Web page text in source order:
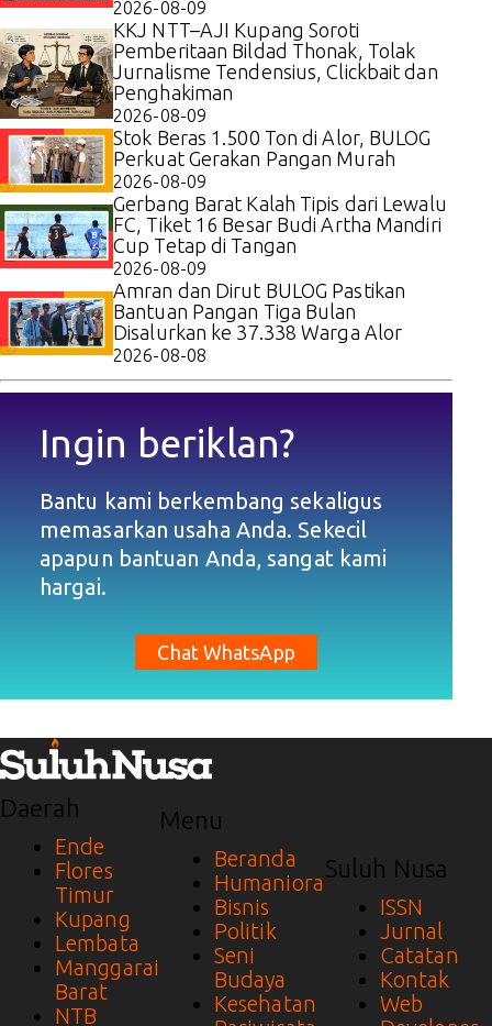
2026-08-09
KKJ NTT–AJI Kupang Soroti
Pemberitaan Bildad Thonak, Tolak
Jurnalisme Tendensius, Clickbait dan
Penghakiman
2026-08-09
Stok Beras 1.500 Ton di Alor, BULOG
Perkuat Gerakan Pangan Murah
2026-08-09
Gerbang Barat Kalah Tipis dari Lewalu
FC, Tiket 16 Besar Budi Artha Mandiri
Cup Tetap di Tangan
2026-08-09
Amran dan Dirut BULOG Pastikan
Bantuan Pangan Tiga Bulan
Disalurkan ke 37.338 Warga Alor
2026-08-08
Ingin beriklan?
Bantu kami berkembang sekaligus
memasarkan usaha Anda. Sekecil
apapun bantuan Anda, sangat kami
hargai.
Chat WhatsApp
Daerah
Ende
Flores
Timur
Kupang
Lembata
Manggarai
Barat
NTB
Menu
Beranda
Humaniora
Bisnis
Politik
Seni
Budaya
Kesehatan
Suluh Nusa
ISSN
Jurnal
Catatan
Kontak
Web